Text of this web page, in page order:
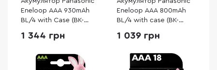
Eneloop AAA 930mAh
BL/4 with Case (BK-
4HCDE/4CP+case)
1 344 грн
Eneloop AAA 800mAh
BL/4 with case (BK-
1 039 грн